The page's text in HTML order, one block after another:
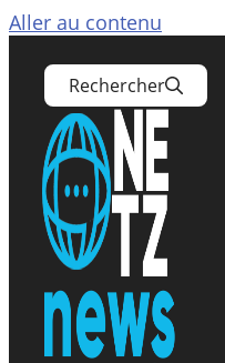
Aller au contenu
Rechercher